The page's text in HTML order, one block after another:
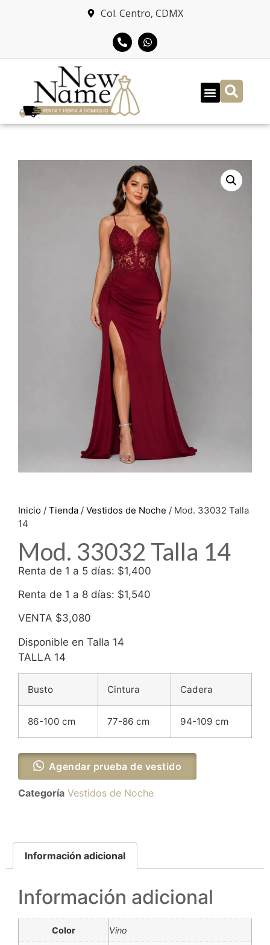
Col. Centro, CDMX
Inicio / Tienda / Vestidos de Noche / Mod. 33032 Talla
14
Mod. 33032 Talla 14
Renta de 1 a 5 días: $1,400
Renta de 1 a 8 días: $1,540
VENTA $3,080
Disponible en Talla 14
TALLA 14
Busto Cintura Cadera
86-100 cm 77-86 cm 94-109 cm
Agendar prueba de vestido
Categoría Vestidos de Noche
Información adicional
Información adicional
Color Vino